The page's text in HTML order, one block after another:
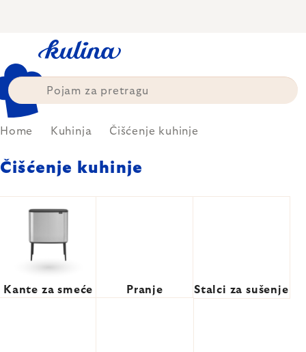
Home Kuhinja Čišćenje kuhinje
Čišćenje kuhinje
Kante za smeće Pranje Stalci za sušenje